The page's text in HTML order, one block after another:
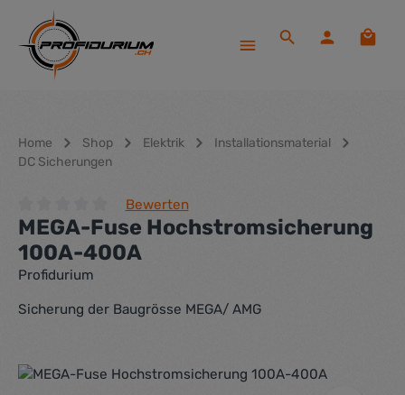
Zum Hauptinhalt springen
Home Shop Elektrik
Installationsmaterial
DC Sicherungen
Durchschnittliche Bewertung von 0 von 5 Sternen
Bewerten
MEGA-Fuse Hochstromsicherung
100A-400A
Profidurium
Sicherung der Baugrösse MEGA/ AMG
Bildergalerie überspringen